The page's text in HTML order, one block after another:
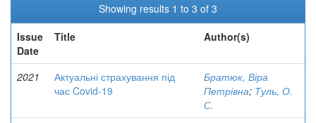
Showing results 1 to 3 of 3
Issue
Date
Title Author(s)
2021
Актуальні страхування під
час Covid-19
Братюк, Віра
Петрівна; Туль, О.
С.